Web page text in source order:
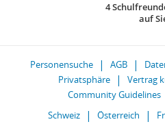
4
auf
Personensuche AGB
Privatsphäre
Vertrag
Community Guidelines
Schweiz
Österreich